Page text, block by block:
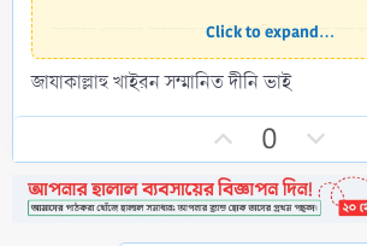
আল্লাহর পছন্দের মেয়েদের নাম, ইসলামিক ও সুন্দর
এ সার্চ করেন। আজকের পোস্টটি তাদের জন্য। আল্লাহর
গুলো হল আল্লাহর গুণাবলী, সৃষ্টির সৌন্দর্য, ভালোবাসা, দয়া,
মহান আল্লাহর পছন্দের মেয়েদের নাম এর
আজকের নিবন্ধটি তাদের জন্য যারা ইন্টারনেটে আল্লাহর
মেয়েদের ইসলামিক নাম, ছোট মেয়েদের ইসলামিক নাম
Click to expand...
জাযাকাল্লাহু খাইরন সম্মানিত দীনি ভাই
p
v
o
0
o
w
n